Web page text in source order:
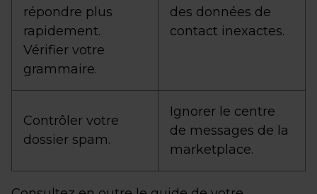
répondre plus
rapidement.
Vérifier votre
grammaire.
des données de
contact inexactes.
Contrôler votre
dossier spam.
Ignorer le centre
de messages de la
marketplace.